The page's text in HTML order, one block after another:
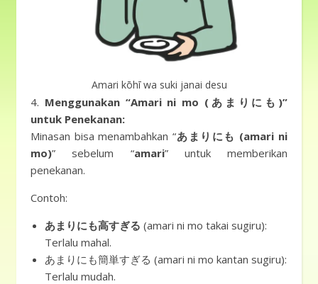
Amari kōhī wa suki janai desu
4. Menggunakan “Amari ni mo (あまりにも)”
untuk Penekanan:
Minasan bisa menambahkan “あまりにも (amari ni
mo)” sebelum “amari” untuk memberikan
penekanan.
Contoh:
あまりにも高すぎる (amari ni mo takai sugiru):
Terlalu mahal.
あまりにも簡単すぎる (amari ni mo kantan sugiru):
Terlalu mudah.